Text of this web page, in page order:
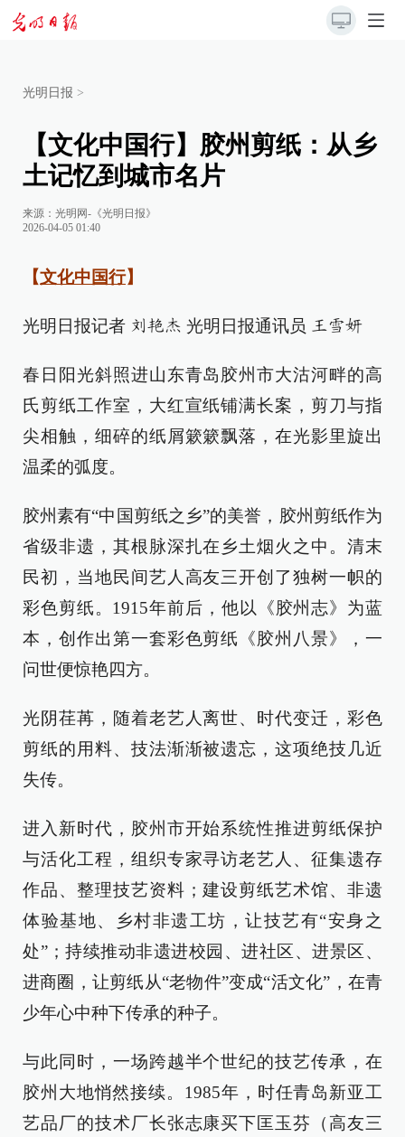
光明日报 >
【文化中国行】胶州剪纸：从乡
土记忆到城市名片
来源： 光明网-《光明日报》
2026-04-05 01:40
【文化中国行】
光明日报记者 刘艳杰 光明日报通讯员 王雪妍
春日阳光斜照进山东青岛胶州市大沽河畔的高
氏剪纸工作室，大红宣纸铺满长案，剪刀与指
尖相触，细碎的纸屑簌簌飘落，在光影里旋出
温柔的弧度。
胶州素有“中国剪纸之乡”的美誉，胶州剪纸作为
省级非遗，其根脉深扎在乡土烟火之中。清末
民初，当地民间艺人高友三开创了独树一帜的
彩色剪纸。1915年前后，他以《胶州志》为蓝
本，创作出第一套彩色剪纸《胶州八景》，一
问世便惊艳四方。
光阴荏苒，随着老艺人离世、时代变迁，彩色
剪纸的用料、技法渐渐被遗忘，这项绝技几近
失传。
进入新时代，胶州市开始系统性推进剪纸保护
与活化工程，组织专家寻访老艺人、征集遗存
作品、整理技艺资料；建设剪纸艺术馆、非遗
体验基地、乡村非遗工坊，让技艺有“安身之
处”；持续推动非遗进校园、进社区、进景区、
进商圈，让剪纸从“老物件”变成“活文化”，在青
少年心中种下传承的种子。
与此同时，一场跨越半个世纪的技艺传承，在
胶州大地悄然接续。1985年，时任青岛新亚工
艺品厂的技术厂长张志康买下匡玉芬（高友三